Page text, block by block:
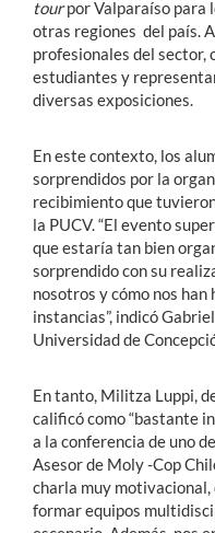
tourpor Valparaíso para
otras regiones del país.
profesionales del sector,
estudiantes y
diversas exposiciones.
En este contexto, los
sorprendidos por la
recibimiento que
la PUCV. “El evento
que estaría tan bien
sorprendido con su
nosotros y cómo nos
instancias”, indicó
Universidad de
En tanto, Militza Luppi,
calificó como “bastante
a la conferencia de uno
Asesor de Moly -Cop
charla muy
formar equipos